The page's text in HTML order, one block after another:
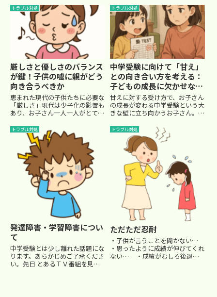
不和が、子供のＩＱ(知能指数)を
下げる原因になる」とのことで
す。円満な家庭のお子さんのＩＱ
を０(ゼロ)だとすると、不和の
程...
て...
トラブル対処
厳しさと優しさのバランス
が鍵！子供の嘘に親がどう
向き合うべきか
恵まれた現代の子供たちに必要な
「厳しさ」現代は少子化の影響も
あり、お子さん一人一人がとても
です。ご家庭で手間ひまかけて作
られるお弁当、整えられた勉強環
境、ゲームや動画などの娯楽、
日々の丁寧なコミュニケーショ
ン。...
トラブル対処
中学受験に向けて「甘え」
との向き合い方を考える：
子どもの成長に欠かせない
親のサポートとは？
甘えに対する受け方で、お子さん
の成長が変わる中学受験という大
きな壁に立ち向かうお子さん。勉
の成長にも目を向けてみません
か？今回は「子どもの甘え」に焦
点を当て、お子さんの性格・意
欲・そして将来の自立心を育てる
トラブル対処
発達障害・学習障害につい
て
中学受験とは少し離れた話題にな
ります。あらかじめご了承くださ
い。先日 とあるＴＶ番組を見て
トラブル対処
ただただ忍耐
・子供が言うことを聞かない…
・思ったように成績が伸びてくれ
ない… ・成績がむしろ後退し